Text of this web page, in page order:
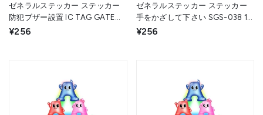
ゼネラルステッカー ステッカー
防犯ブザー設置 IC TAG GATE
SYSTEM SGS-036 1枚 ▼714-
¥256
ゼネラルステッカー ステッカー
手をかざして下さい SGS-038 1
枚 ▼714-6932
¥256